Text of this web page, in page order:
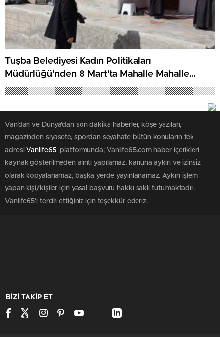
Tuşba Belediyesi Kadın Politikaları
Müdürlüğü’nden 8 Mart’ta Mahalle Mahalle
Dayanışma Çalışması
Van'dan ve Dünya’dan son dakika haberler, köşe yazıları,
magazinden siyasete, spordan seyahate bütün konuların tek
adresi Vanlife65 platformunda; Vanlife65.com haber içerikleri
kaynak gösterilmeden alıntı yapılamaz, kanuna aykırı ve izinsiz
olarak kopyalanamaz, başka yerde yayınlanamaz. Aykırı işlem
yapan kişi/kişiler için yasal başvuru hakkı saklı tutulmaktadır.
Vanlife65'i tercih ettiğiniz için teşekkür ederiz.
BİZİ TAKİP ET